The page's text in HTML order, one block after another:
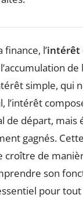
l’intérêt
de
simple, qui
l’intérêt
de départ, mais
gagnés.
croître de
son
pour